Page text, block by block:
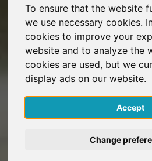
To ensure that the website
we use necessary cookies.
cookies to improve your
website and to analyze the
cookies are used, but we
display ads on our website.
Change
FAQ
Iniciar
English
Deutsch